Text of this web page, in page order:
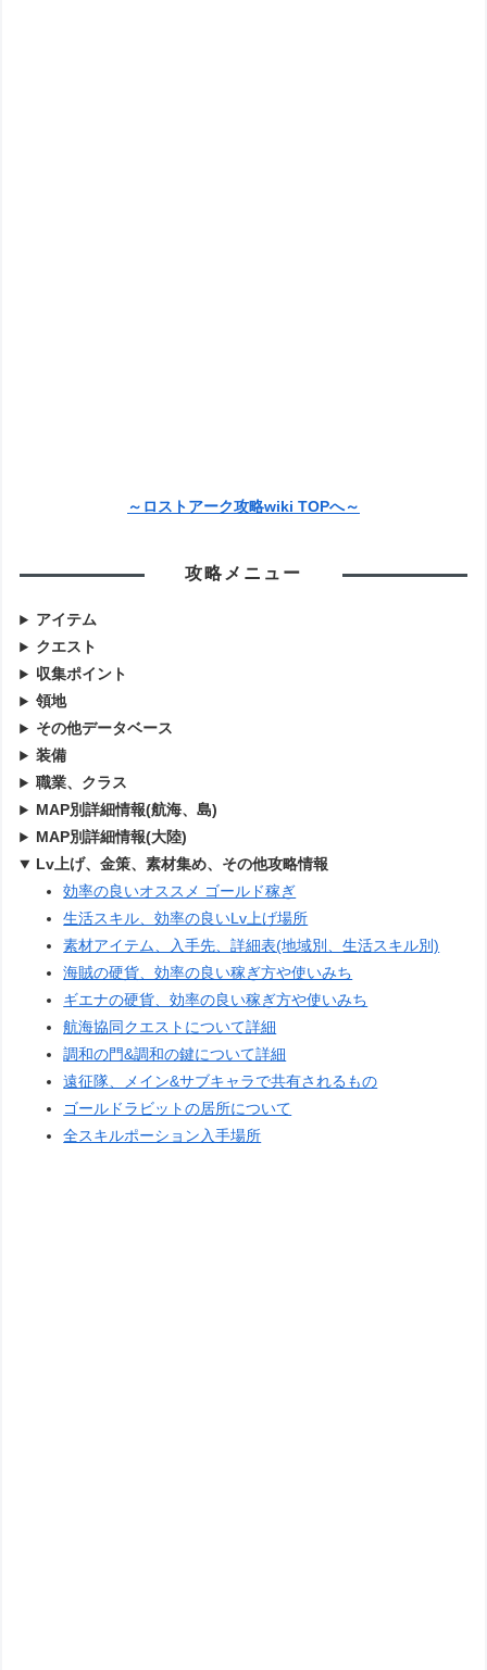
～ロストアーク攻略wiki TOPへ～
攻略メニュー
アイテム
クエスト
収集ポイント
領地
その他データベース
装備
職業、クラス
MAP別詳細情報(航海、島)
MAP別詳細情報(大陸)
Lv上げ、金策、素材集め、その他攻略情報
効率の良いオススメ ゴールド稼ぎ
生活スキル、効率の良いLv上げ場所
素材アイテム、入手先、詳細表(地域別、生活スキル別)
海賊の硬貨、効率の良い稼ぎ方や使いみち
ギエナの硬貨、効率の良い稼ぎ方や使いみち
航海協同クエストについて詳細
調和の門&調和の鍵について詳細
遠征隊、メイン&サブキャラで共有されるもの
ゴールドラビットの居所について
全スキルポーション入手場所